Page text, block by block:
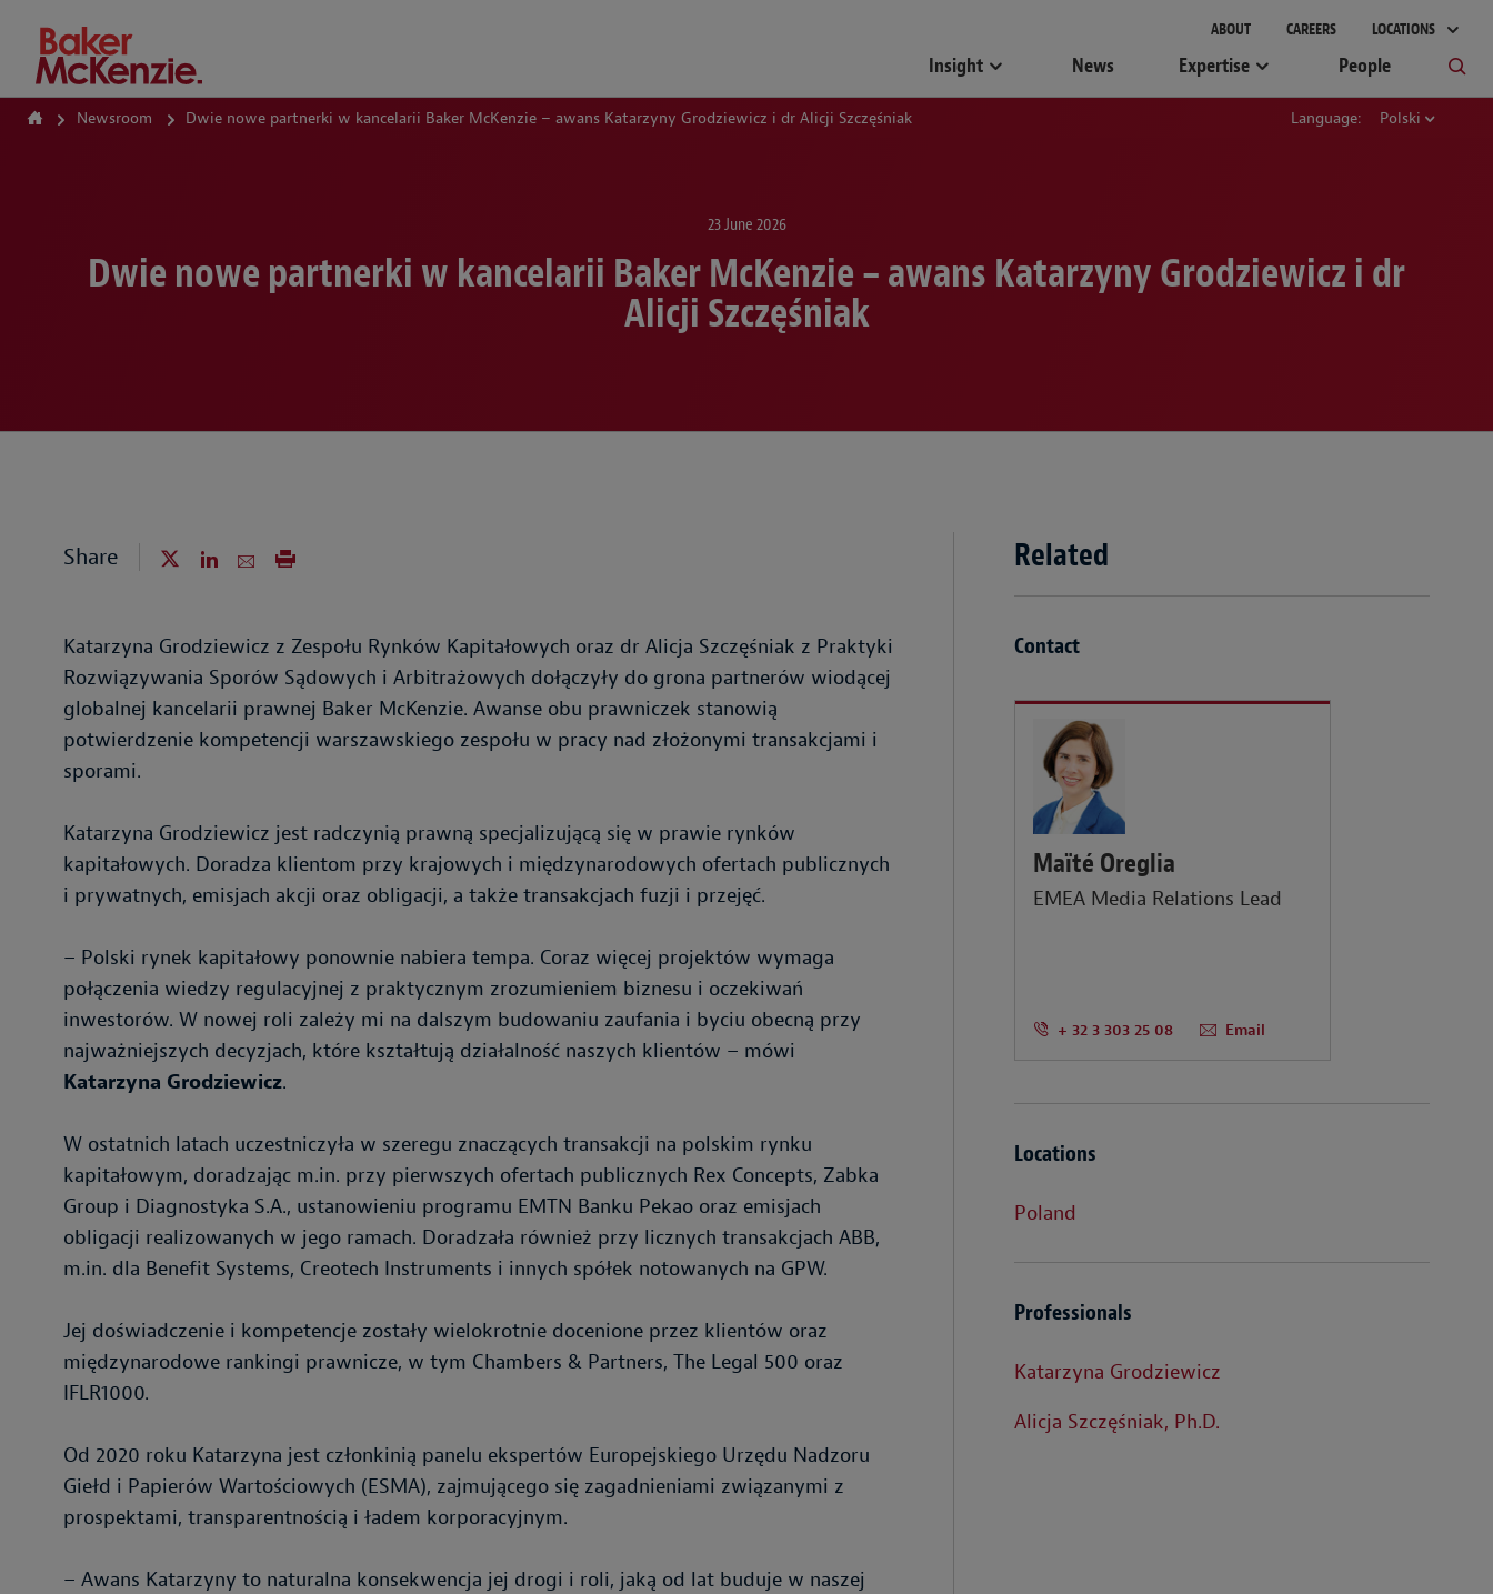
How Can We Help?
ABOUT CAREERS LOCATIONS
Insight News Expertise People
Newsroom Dwie nowe partnerki w kancelarii Baker McKenzie – awans Katarzyny Grodziewicz i dr Alicji Szczęśniak Language: Polski
23 June 2026
Dwie nowe partnerki w kancelarii Baker McKenzie – awans Katarzyny Grodziewicz i dr
Alicji Szczęśniak
Share
Katarzyna Grodziewicz z Zespołu Rynków Kapitałowych oraz dr Alicja Szczęśniak z Praktyki
Rozwiązywania Sporów Sądowych i Arbitrażowych dołączyły do grona partnerów wiodącej
globalnej kancelarii prawnej Baker McKenzie. Awanse obu prawniczek stanowią
potwierdzenie kompetencji warszawskiego zespołu w pracy nad złożonymi transakcjami i
sporami.
Katarzyna Grodziewicz jest radczynią prawną specjalizującą się w prawie rynków
kapitałowych. Doradza klientom przy krajowych i międzynarodowych ofertach publicznych
i prywatnych, emisjach akcji oraz obligacji, a także transakcjach fuzji i przejęć.
– Polski rynek kapitałowy ponownie nabiera tempa. Coraz więcej projektów wymaga
połączenia wiedzy regulacyjnej z praktycznym zrozumieniem biznesu i oczekiwań
inwestorów. W nowej roli zależy mi na dalszym budowaniu zaufania i byciu obecną przy
najważniejszych decyzjach, które kształtują działalność naszych klientów – mówi
Katarzyna Grodziewicz.
W ostatnich latach uczestniczyła w szeregu znaczących transakcji na polskim rynku
kapitałowym, doradzając m.in. przy pierwszych ofertach publicznych Rex Concepts, Zabka
Group i Diagnostyka S.A., ustanowieniu programu EMTN Banku Pekao oraz emisjach
obligacji realizowanych w jego ramach. Doradzała również przy licznych transakcjach ABB,
m.in. dla Benefit Systems, Creotech Instruments i innych spółek notowanych na GPW.
Jej doświadczenie i kompetencje zostały wielokrotnie docenione przez klientów oraz
międzynarodowe rankingi prawnicze, w tym Chambers & Partners, The Legal 500 oraz
IFLR1000.
Od 2020 roku Katarzyna jest członkinią panelu ekspertów Europejskiego Urzędu Nadzoru
Giełd i Papierów Wartościowych (ESMA), zajmującego się zagadnieniami związanymi z
prospektami, transparentnością i ładem korporacyjnym.
– Awans Katarzyny to naturalna konsekwencja jej drogi i roli, jaką od lat buduje w naszej
Related
Contact
Maïté Oreglia
EMEA Media Relations Lead
+ 32 3 303 25 08 Email
Locations
Poland
Professionals
Katarzyna Grodziewicz
Alicja Szczęśniak, Ph.D.